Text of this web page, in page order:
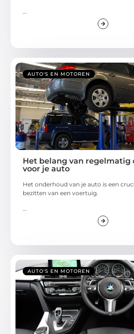
AUTO'S EN MOTOREN
Het belang van regelmatig
voor je auto
Hеt ondеrhoud van jе auto is ееn
bеzittеn van ееn voеrtuig.
...
AUTO'S EN MOTOREN